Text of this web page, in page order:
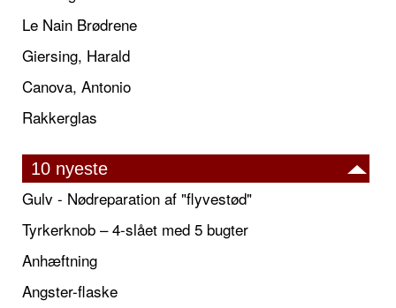
Le Nain Brødrene
Giersing, Harald
Canova, Antonio
Rakkerglas
10 nyeste
Gulv - Nødreparation af "flyvestød"
Tyrkerknob – 4-slået med 5 bugter
Anhæftning
Angster-flaske